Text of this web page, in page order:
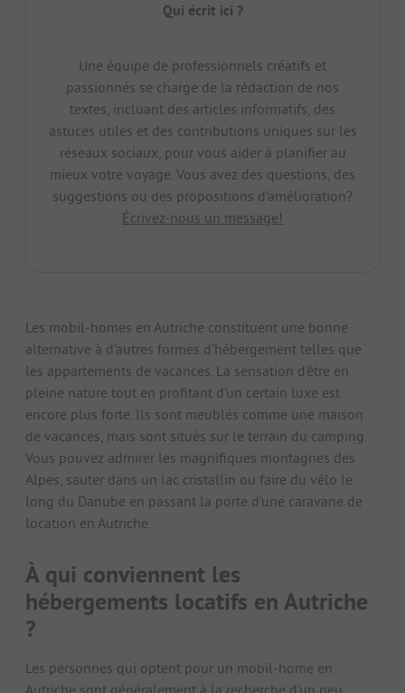
Qui écrit ici ?
Une équipe de professionnels créatifs et
passionnés se charge de la rédaction de nos
textes, incluant des articles informatifs, des
astuces utiles et des contributions uniques sur les
réseaux sociaux, pour vous aider à planifier au
mieux votre voyage. Vous avez des questions, des
suggestions ou des propositions d'amélioration?
Écrivez-nous un message!
Les mobil-homes en Autriche constituent une bonne
alternative à d'autres formes d'hébergement telles que
les appartements de vacances. La sensation d'être en
pleine nature tout en profitant d'un certain luxe est
encore plus forte. Ils sont meublés comme une maison
de vacances, mais sont situés sur le terrain du camping.
Vous pouvez admirer les magnifiques montagnes des
Alpes, sauter dans un lac cristallin ou faire du vélo le
long du Danube en passant la porte d'une caravane de
location en Autriche.
À qui conviennent les
hébergements locatifs en Autriche
?
Les personnes qui optent pour un mobil-home en
Autriche sont généralement à la recherche d'un peu